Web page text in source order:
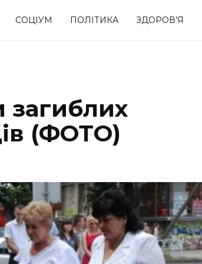
СОЦІУМ ПОЛІТИКА ЗДОРОВ’Я
Спорт
загиблих
(ФОТО)